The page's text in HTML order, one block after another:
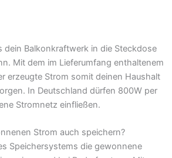
dein Balkonkraftwerk in die Steckdose
Mit dem im Lieferumfang enthaltenem
erzeugte Strom somit deinen Haushalt
In Deutschland dürfen 800W per
Stromnetz einfließen.
Strom auch speichern?
Speichersystems die gewonnene